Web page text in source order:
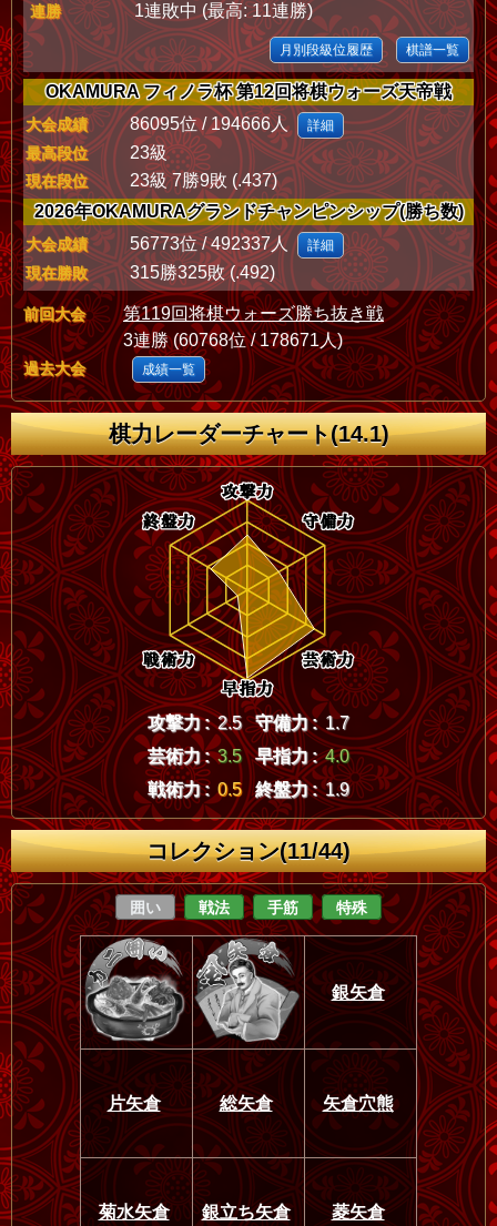
連勝 1連敗中 (最高: 11連勝)
月別段級位履歴 棋譜一覧
OKAMURA フィノラ杯 第12回将棋ウォーズ天帝戦
大会成績 86095位 / 194666人 詳細
最高段位 23級
現在段位
23級 7勝9敗 (.437)
2026年OKAMURAグランドチャンピンシップ(勝ち数)
大会成績 56773位 / 492337人 詳細
現在勝敗 315勝325敗 (.492)
前回大会
第119回将棋ウォーズ勝ち抜き戦
3連勝 (60768位 / 178671人)
過去大会 成績一覧
棋力レーダーチャート(14.1)
攻撃力 : 2.5 守備力 : 1.7
芸術力 : 3.5 早指力 : 4.0
戦術力 : 0.5 終盤力 : 1.9
コレクション(11/44)
囲い 戦法 手筋 特殊
銀矢倉
片矢倉 総矢倉 矢倉穴熊
菊水矢倉 銀立ち矢倉 菱矢倉